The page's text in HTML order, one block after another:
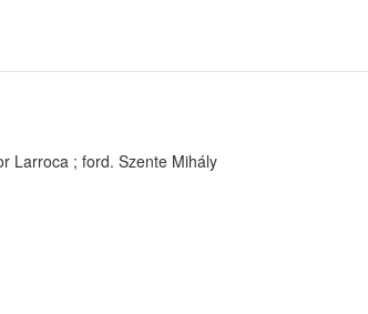
Larroca ; ford. Szente Mihály